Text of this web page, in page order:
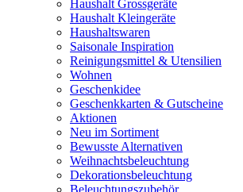
Haushalt Grossgeräte
Haushalt Kleingeräte
Haushaltswaren
Saisonale Inspiration
Reinigungsmittel & Utensilien
Wohnen
Geschenkidee
Geschenkkarten & Gutscheine
Aktionen
Neu im Sortiment
Bewusste Alternativen
Weihnachtsbeleuchtung
Dekorationsbeleuchtung
Beleuchtungszubehör